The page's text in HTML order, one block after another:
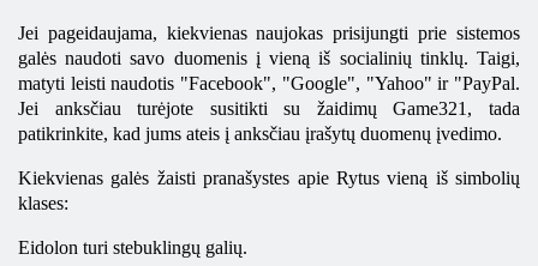
Jei pageidaujama, kiekvienas naujokas prisijungti prie sistemos
galės naudoti savo duomenis į vieną iš socialinių tinklų. Taigi,
matyti leisti naudotis "Facebook", "Google", "Yahoo" ir "PayPal.
Jei anksčiau turėjote susitikti su žaidimų Game321, tada
patikrinkite, kad jums ateis į anksčiau įrašytų duomenų įvedimo.
Kiekvienas galės žaisti pranašystes apie Rytus vieną iš simbolių
klases:
Eidolon turi stebuklingų galių.